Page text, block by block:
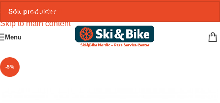
Skip to navigation
Skip to main content
Menu
-5%